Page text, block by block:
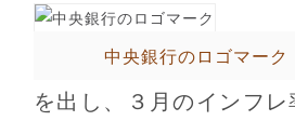
中央銀行のロゴマーク
を出し、３月のインフ